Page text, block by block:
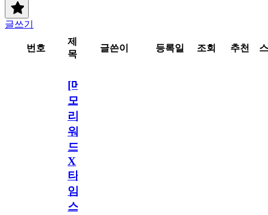
글쓰기
번호
제
목
글쓴이 등록일 조회 추천
[메
모
리
워
드
X
타
임
스